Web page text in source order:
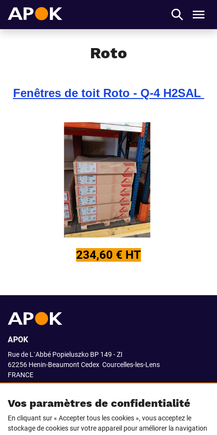
Roto
Fenêtres de toit Roto - Q-4 H2SAL
234,60 € HT
Vos paramètres de confidentialité
En cliquant sur « Accepter tous les cookies », vous acceptez le
stockage de cookies sur votre appareil pour améliorer la navigation
APOK
Rue de L´Abbé Popieluszko BP 149 - ZI
62256 Henin-Beaumont Cedex Courcelles-les-Lens
FRANCE